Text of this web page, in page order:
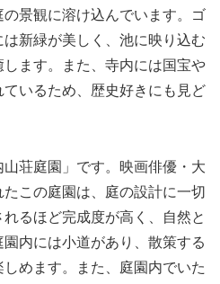
景観に溶け込んでいます。ゴ
新緑が美しく、池に映り込む
ます。また、寺内には国宝や
いるため、歴史好きにも見ど
荘庭園」です。映画俳優・大
この庭園は、庭の設計に一切
るほど完成度が高く、自然と
内には小道があり、散策する
めます。また、庭園内でいた